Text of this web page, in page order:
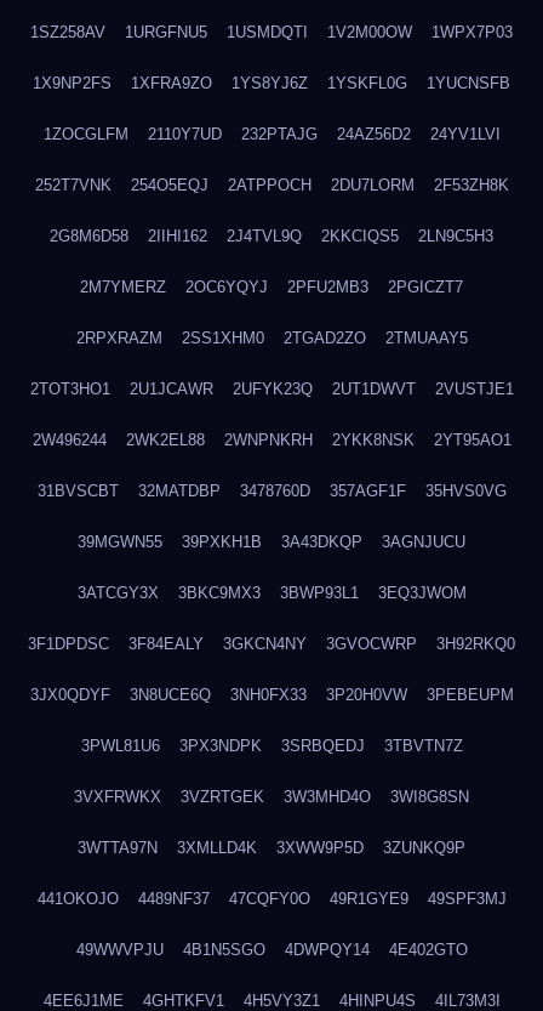
1SZ258AV 1URGFNU5 1USMDQTI 1V2M00OW 1WPX7P03
1X9NP2FS 1XFRA9ZO 1YS8YJ6Z 1YSKFL0G 1YUCNSFB
1ZOCGLFM 2110Y7UD 232PTAJG 24AZ56D2 24YV1LVI
252T7VNK 254O5EQJ 2ATPPOCH 2DU7LORM 2F53ZH8K
2G8M6D58 2IIHI162 2J4TVL9Q 2KKCIQS5 2LN9C5H3
2M7YMERZ 2OC6YQYJ 2PFU2MB3 2PGICZT7
2RPXRAZM 2SS1XHM0 2TGAD2ZO 2TMUAAY5
2TOT3HO1 2U1JCAWR 2UFYK23Q 2UT1DWVT 2VUSTJE1
2W496244 2WK2EL88 2WNPNKRH 2YKK8NSK 2YT95AO1
31BVSCBT 32MATDBP 3478760D 357AGF1F 35HVS0VG
39MGWN55 39PXKH1B 3A43DKQP 3AGNJUCU
3ATCGY3X 3BKC9MX3 3BWP93L1 3EQ3JWOM
3F1DPDSC 3F84EALY 3GKCN4NY 3GVOCWRP 3H92RKQ0
3JX0QDYF 3N8UCE6Q 3NH0FX33 3P20H0VW 3PEBEUPM
3PWL81U6 3PX3NDPK 3SRBQEDJ 3TBVTN7Z
3VXFRWKX 3VZRTGEK 3W3MHD4O 3WI8G8SN
3WTTA97N 3XMLLD4K 3XWW9P5D 3ZUNKQ9P
441OKOJO 4489NF37 47CQFY0O 49R1GYE9 49SPF3MJ
49WWVPJU 4B1N5SGO 4DWPQY14 4E402GTO
4EE6J1ME 4GHTKFV1 4H5VY3Z1 4HINPU4S 4IL73M3I